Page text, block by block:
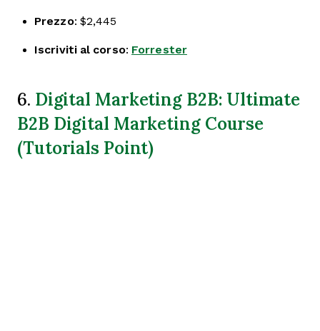
Prezzo: $2,445
Iscriviti al corso: Forrester
6. Digital Marketing B2B: Ultimate
B2B Digital Marketing Course
(Tutorials Point)